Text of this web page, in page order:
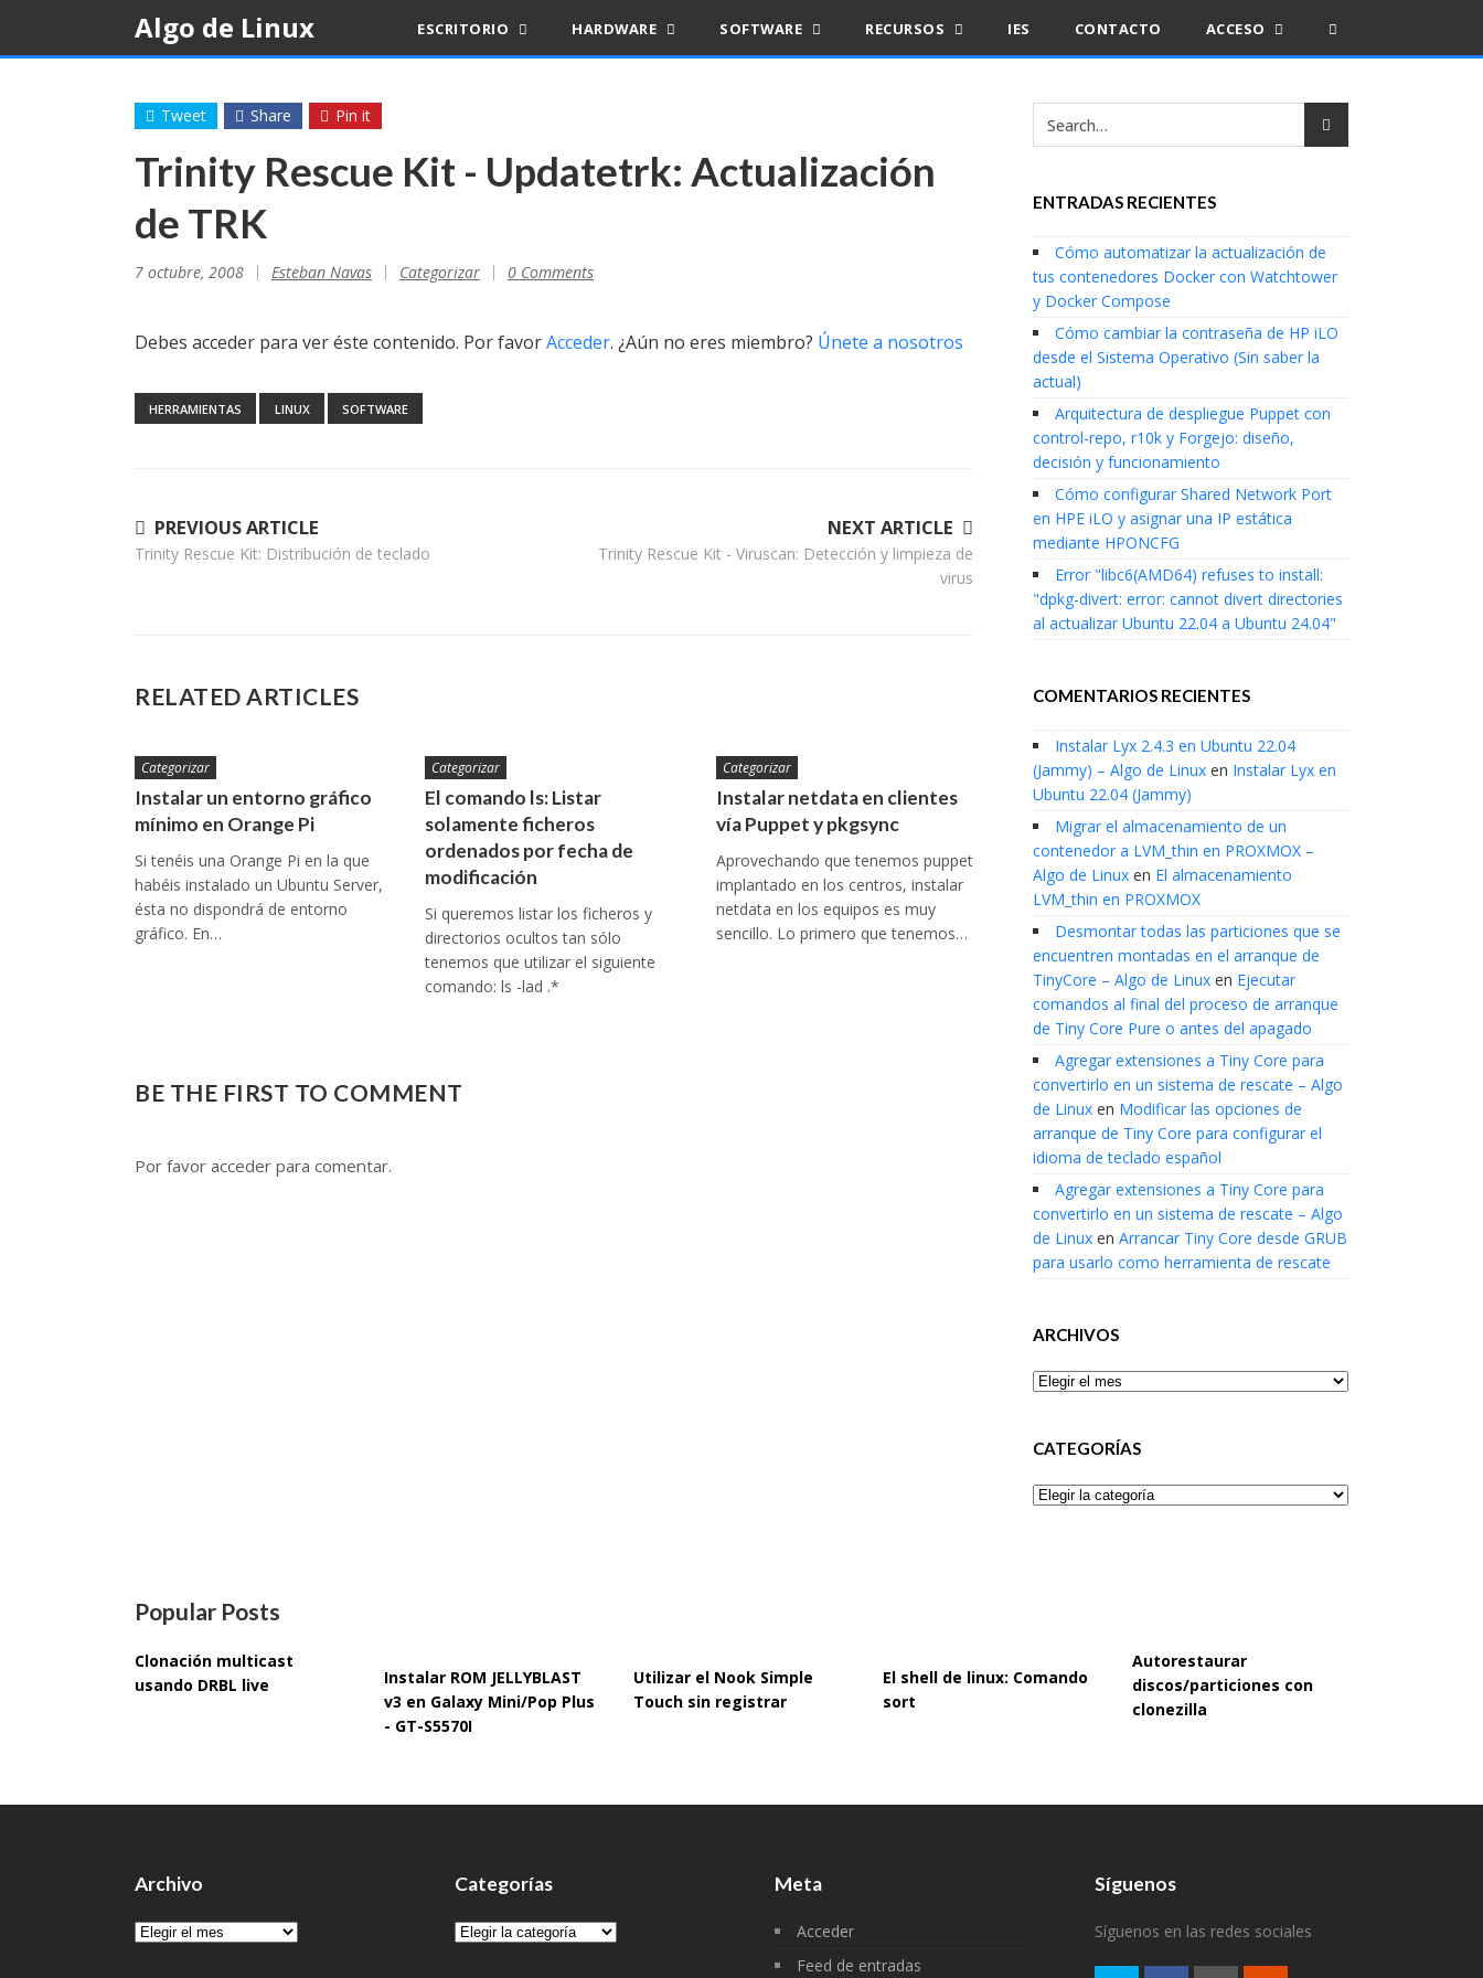
content
Algo de Linux ESCRITORIO HARDWARE SOFTWARE RECURSOS IES CONTACTO ACCESO
Tweet Share Pin it
Trinity Rescue Kit - Updatetrk: Actualización
de TRK
7 octubre, 2008 Esteban Navas Categorizar 0 Comments
Debes acceder para ver éste contenido. Por favorAcceder. ¿Aún no eres miembro? Únete a nosotros
HERRAMIENTAS LINUX SOFTWARE
Navegación
de
NEXT ARTICLE
Trinity Rescue Kit - Viruscan: Detección y limpieza de
virus
PREVIOUS ARTICLE
Trinity Rescue Kit: Distribución de teclado
RELATED ARTICLES
Categorizar
Instalar un entorno gráfico
mínimo en Orange Pi
Si tenéis una Orange Pi en la que
habéis instalado un Ubuntu Server,
ésta no dispondrá de entorno
gráfico. En…
Categorizar
El comando ls: Listar
solamente ficheros
ordenados por fecha de
modificación
Si queremos listar los ficheros y
directorios ocultos tan sólo
tenemos que utilizar el siguiente
comando: ls -lad .*
Categorizar
Instalar netdata en clientes
vía Puppet y pkgsync
Aprovechando que tenemos puppet
implantado en los centros, instalar
netdata en los equipos es muy
sencillo. Lo primero que tenemos…
BE THE FIRST TO COMMENT
Por favor acceder para comentar.
ENTRADAS RECIENTES
Cómo automatizar la actualización de
tus contenedores Docker con Watchtower
y Docker Compose
Cómo cambiar la contraseña de HP iLO
desde el Sistema Operativo (Sin saber la
actual)
Arquitectura de despliegue Puppet con
control-repo, r10k y Forgejo: diseño,
decisión y funcionamiento
Cómo configurar Shared Network Port
en HPE iLO y asignar una IP estática
mediante HPONCFG
Error "libc6(AMD64) refuses to install:
"dpkg-divert: error: cannot divert directories
al actualizar Ubuntu 22.04 a Ubuntu 24.04"
COMENTARIOS RECIENTES
Instalar Lyx 2.4.3 en Ubuntu 22.04
(Jammy) – Algo de Linux en Instalar Lyx en
Ubuntu 22.04 (Jammy)
Migrar el almacenamiento de un
contenedor a LVM_thin en PROXMOX –
Algo de Linux en El almacenamiento
LVM_thin en PROXMOX
Desmontar todas las particiones que se
encuentren montadas en el arranque de
TinyCore – Algo de Linux en Ejecutar
comandos al final del proceso de arranque
de Tiny Core Pure o antes del apagado
Agregar extensiones a Tiny Core para
convertirlo en un sistema de rescate – Algo
de Linux en Modificar las opciones de
arranque de Tiny Core para configurar el
idioma de teclado español
Agregar extensiones a Tiny Core para
convertirlo en un sistema de rescate – Algo
de Linux en Arrancar Tiny Core desde GRUB
para usarlo como herramienta de rescate
ARCHIVOS
Archivos
CATEGORÍAS
Categorías
Popular Posts
Clonación multicast
usando DRBL live
Instalar ROM JELLYBLAST
v3 en Galaxy Mini/Pop Plus
- GT-S5570I
Utilizar el Nook Simple
Touch sin registrar
El shell de linux: Comando
sort
Autorestaurar
discos/particiones con
clonezilla
Archivo
Archivo
Categorías
Categorías
Meta
Acceder
Feed de entradas
Síguenos
Síguenos en las redes sociales